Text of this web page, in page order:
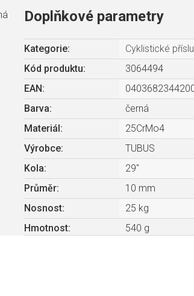
Doplňkové parametry
Kategorie:
Cyklistické
Kód produktu:
3064494
EAN :
Barva:
černá
Materiál :
25CrMo4
Výrobce:
TUBUS
Kola:
29"
Průměr:
10 mm
Nosnost:
25 kg
Hmotnost: 540 g